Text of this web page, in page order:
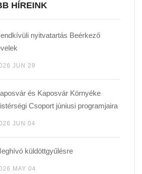
HÍREINK
nyitvatartás Beérkező
JUN 29
és Kaposvár Környéke
Csoport júniusi programjaira
JUN 04
küldöttgyűlésre
MAY 04